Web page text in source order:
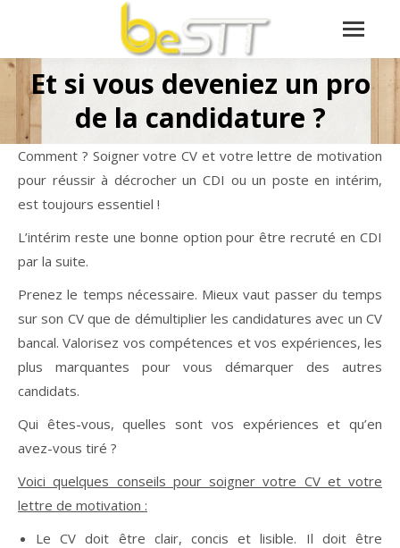
Et si vous deveniez un pro
de la candidature ?
Comment ? Soigner votre CV et votre lettre de motivation
pour réussir à décrocher un CDI ou un poste en intérim,
est toujours essentiel !
L’intérim reste une bonne option pour être recruté en CDI
par la suite.
Prenez le temps nécessaire. Mieux vaut passer du temps
sur son CV que de démultiplier les candidatures avec un CV
bancal. Valorisez vos compétences et vos expériences, les
plus marquantes pour vous démarquer des autres
candidats.
Qui êtes-vous, quelles sont vos expériences et qu’en
avez-vous tiré ?
Voici quelques conseils pour soigner votre CV et votre
lettre de motivation :
Le CV doit être clair, concis et lisible. Il doit être